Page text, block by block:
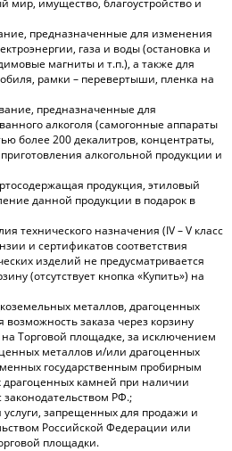
мир, имущество, благоустройство и
предназначенные для изменения
газа и воды (остановка и
магниты и т.п.), а также для
рамки – перевертыши, пленка на
предназначенные для
алкоголя (самогонные аппараты
более 200 декалитров, концентраты,
алкогольной продукции и
продукция, этиловый
данной продукции в подарок в
технического назначения (ІV – V класс
и сертификатов соответствия
изделий не предусматривается
(отсутствует кнопка «Купить») на
металлов, драгоценных
заказа через корзину
на Торговой площадке, за исключением
металлов и/или драгоценных
государственным пробирным
камней при наличии
законодательством РФ.;
запрещенных для продажи и
Российской Федерации или
площадки.